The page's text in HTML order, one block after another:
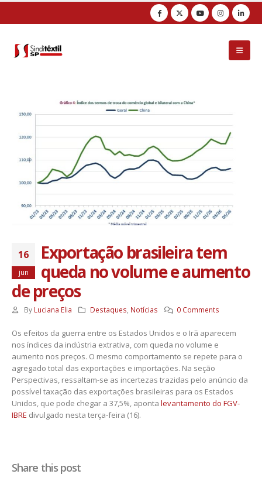
16
jun
Exportação brasileira tem
queda no volume e aumento
de preços
By Luciana Elia Destaques Notícias 0 Comments
Os efeitos da guerra entre os Estados Unidos e o Irã aparecem
nos índices da indústria extrativa, com queda no volume e
aumento nos preços. O mesmo comportamento se repete para o
agregado total das exportações e importações. Na seção
Perspectivas, ressaltam-se as incertezas trazidas pelo anúncio da
possível taxação das exportações brasileiras para os Estados
Unidos, que pode chegar a 37,5%, aponta levantamento do FGV-
IBRE divulgado nesta terça-feira (16).
Share this post